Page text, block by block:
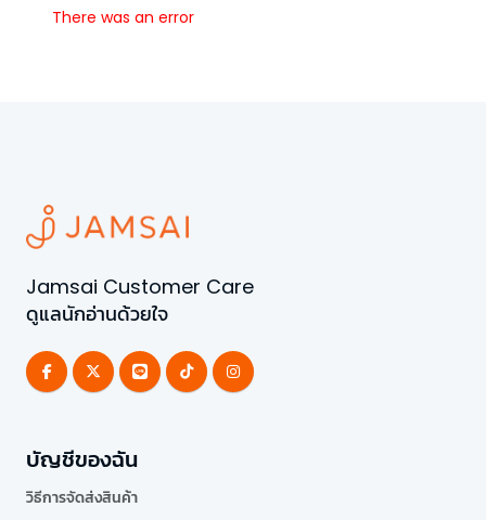
There was an error
Jamsai Customer Care
ดูแลนักอ่านด้วยใจ
บัญชีของฉัน
วิธีการจัดส่งสินค้า